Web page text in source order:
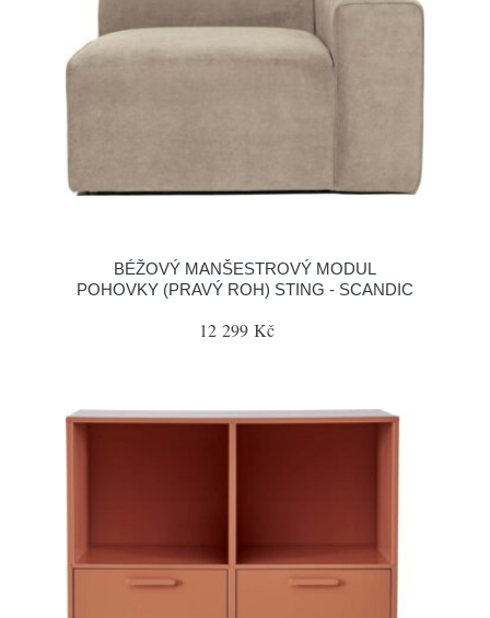
BÉŽOVÝ MANŠESTROVÝ MODUL
POHOVKY (PRAVÝ ROH) STING - SCANDIC
12 299 Kč